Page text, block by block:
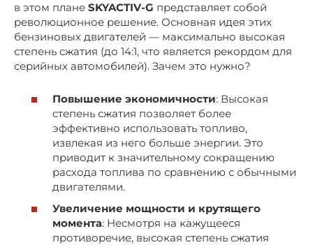
в этом плане SKYACTIV-G представляет собой
революционное решение. Основная идея этих
бензиновых двигателей — максимально высокая
степень сжатия (до 14:1, что является рекордом для
серийных автомобилей). Зачем это нужно?
Повышение экономичности: Высокая
степень сжатия позволяет более
эффективно использовать топливо,
извлекая из него больше энергии. Это
приводит к значительному сокращению
расхода топлива по сравнению с обычными
двигателями.
Увеличение мощности и крутящего
момента: Несмотря на кажущееся
противоречие, высокая степень сжатия